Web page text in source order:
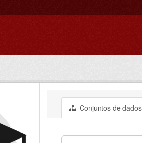
Conjuntos de dados